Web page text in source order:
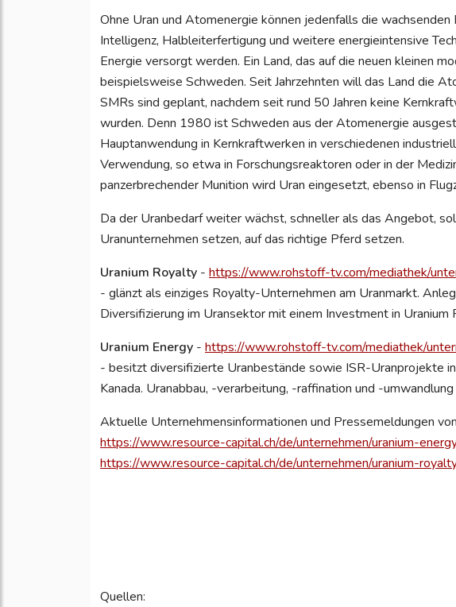
Ohne Uran und Atomenergie können jedenfalls die wachsenden
Intelligenz, Halbleiterfertigung und weitere energieintensive
Energie versorgt werden. Ein Land, das auf die neuen kleinen
beispielsweise Schweden. Seit Jahrzehnten will das Land die
SMRs sind geplant, nachdem seit rund 50 Jahren keine
wurden. Denn 1980 ist Schweden aus der Atomenergie
Hauptanwendung in Kernkraftwerken in verschiedenen
Verwendung, so etwa in Forschungsreaktoren oder in der
panzerbrechender Munition wird Uran eingesetzt, ebenso in
Da der Uranbedarf weiter wächst, schneller als das Angebot,
Uranunternehmen setzen, auf das richtige Pferd setzen.
Uranium Royalty - https://www.rohstoff-tv.com/mediathek/
- glänzt als einziges Royalty-Unternehmen am Uranmarkt.
Diversifizierung im Uransektor mit einem Investment in Uranium
Uranium Energy - https://www.rohstoff-tv.com/mediathek/
- besitzt diversifizierte Uranbestände sowie ISR-Uranprojekte
Kanada. Uranabbau, -verarbeitung, -raffination und -
Aktuelle Unternehmensinformationen und Pressemeldungen
https://www.resource-capital.ch/de/unternehmen/uranium-
https://www.resource-capital.ch/de/unternehmen/uranium-
Quellen: